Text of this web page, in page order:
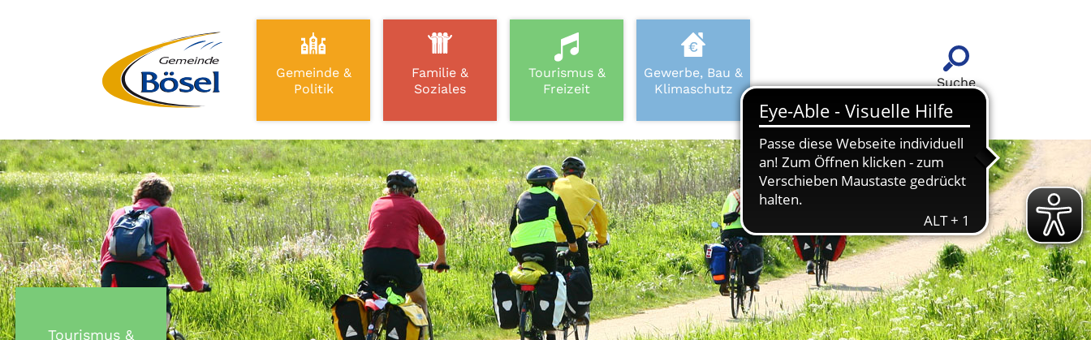
Gemeinde &
Politik
Familie &
Soziales
Tourismus &
Freizeit
Gewerbe, Bau &
Klimaschutz
Suche
Tourismus &